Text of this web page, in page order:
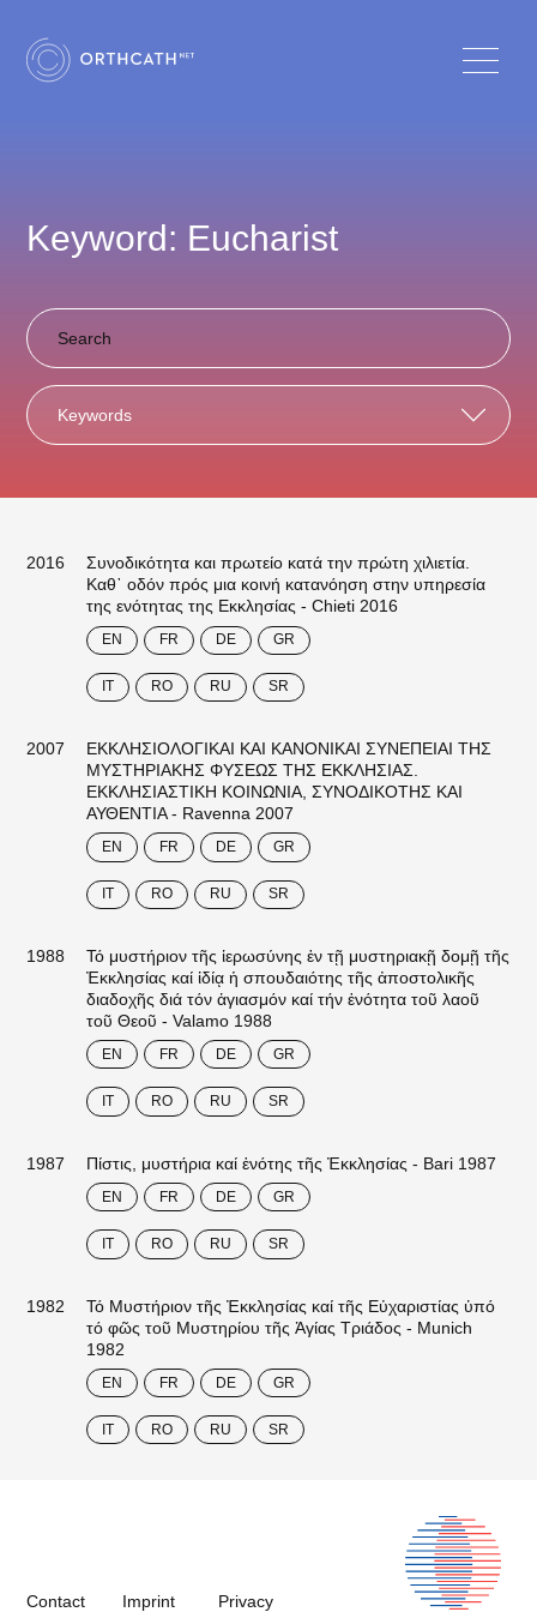
Keyword: Eucharist
Keywords
2016
Συνοδικότητα και πρωτείο κατά την πρώτη χιλιετία.
Καθ᾽ οδόν πρός μια κοινή κατανόηση στην υπηρεσία
της ενότητας της Εκκλησίας - Chieti 2016
EN FR DE GR
IT RO RU SR
2007
ΕΚΚΛΗΣΙΟΛΟΓΙΚΑΙ ΚΑΙ ΚΑΝΟΝΙΚΑΙ ΣΥΝΕΠΕΙΑΙ ΤΗΣ
ΜΥΣΤΗΡΙΑΚΗΣ ΦΥΣΕΩΣ ΤΗΣ ΕΚΚΛΗΣΙΑΣ.
ΕΚΚΛΗΣΙΑΣΤΙΚΗ ΚΟΙΝΩΝΙΑ, ΣΥΝΟΔΙΚΟΤΗΣ ΚΑΙ
ΑΥΘΕΝΤΙΑ - Ravenna 2007
EN FR DE GR
IT RO RU SR
1988
Τό μυστήριον τῆς ἱερωσύνης ἐν τῇ μυστηριακῇ δομῇ τῆς
Ἐκκλησίας καί ἰδίᾳ ἡ σπουδαιότης τῆς ἀποστολικῆς
διαδοχῆς διά τόν ἁγιασμόν καί τήν ἑνότητα τοῦ λαοῦ
τοῦ Θεοῦ - Valamo 1988
EN FR DE GR
IT RO RU SR
1987 Πίστις, μυστήρια καί ἑνότης τῆς Ἐκκλησίας - Bari 1987
EN FR DE GR
IT RO RU SR
1982
Τό Μυστήριον τῆς Ἐκκλησίας καί τῆς Εὐχαριστίας ὑπό
τό φῶς τοῦ Μυστηρίου τῆς Ἁγίας Τριάδος - Munich
1982
EN FR DE GR
IT RO RU SR
Contact Imprint Privacy